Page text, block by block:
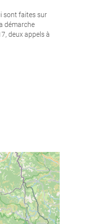
sont faites sur
démarche
deux appels à